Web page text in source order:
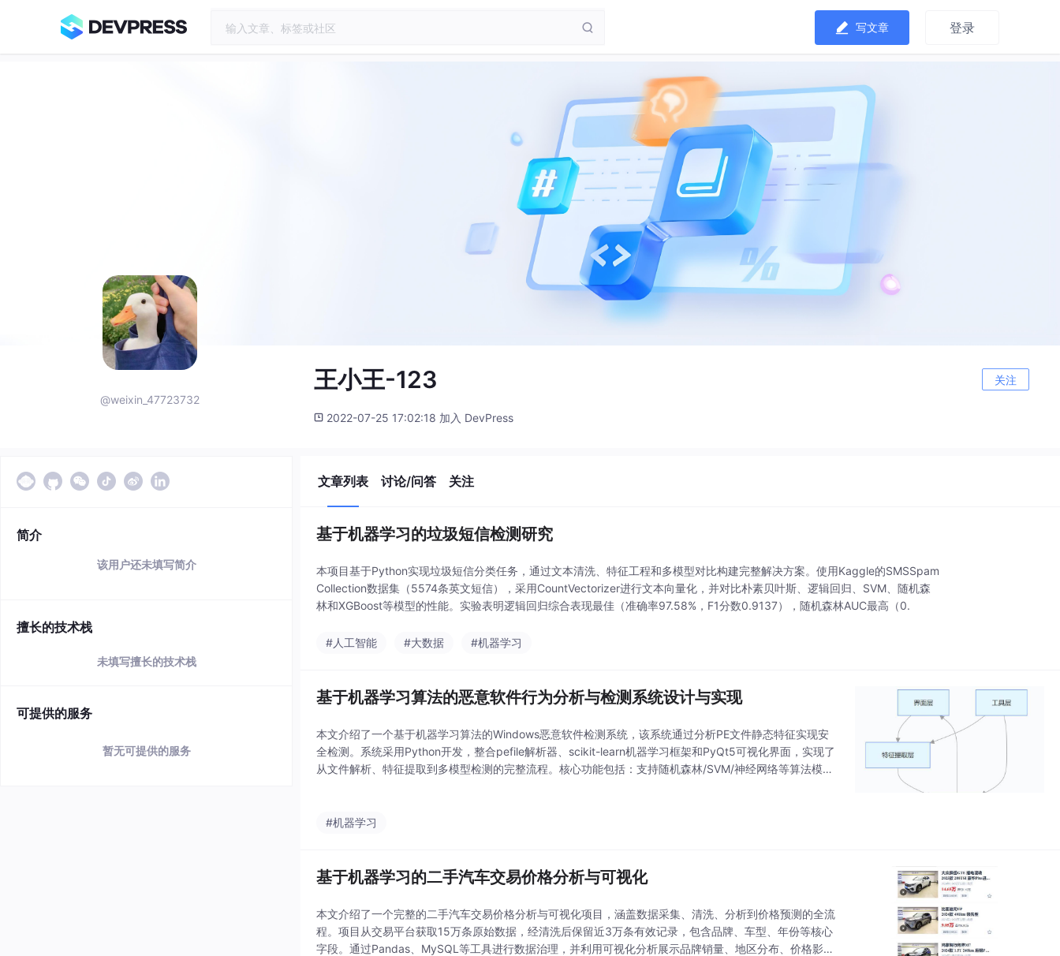
写文章 登录
@weixin_47723732
王小王-123 关注
2022-07-25 17:02:18 加入 DevPress
简介
该用户还未填写简介
擅长的技术栈
未填写擅长的技术栈
可提供的服务
暂无可提供的服务
文章列表 讨论/问答 关注
基于机器学习的垃圾短信检测研究
本项目基于Python实现垃圾短信分类任务，通过文本清洗、特征工程和多模型对比构建完整解决方案。使用Kaggle的SMSSpam
Collection数据集（5574条英文短信），采用CountVectorizer进行文本向量化，并对比朴素贝叶斯、逻辑回归、SVM、随机森
林和XGBoost等模型的性能。实验表明逻辑回归综合表现最佳（准确率97.58%，F1分数0.9137），随机森林AUC最高（0.
#人工智能 #大数据 #机器学习
基于机器学习算法的恶意软件行为分析与检测系统设计与实现
本文介绍了一个基于机器学习算法的Windows恶意软件检测系统，该系统通过分析PE文件静态特征实现安
全检测。系统采用Python开发，整合pefile解析器、scikit-learn机器学习框架和PyQt5可视化界面，实现了
从文件解析、特征提取到多模型检测的完整流程。核心功能包括：支持随机森林/SVM/神经网络等算法模型
#机器学习
基于机器学习的二手汽车交易价格分析与可视化
本文介绍了一个完整的二手汽车交易价格分析与可视化项目，涵盖数据采集、清洗、分析到价格预测的全流
程。项目从交易平台获取15万条原始数据，经清洗后保留近3万条有效记录，包含品牌、车型、年份等核心
字段。通过Pandas、MySQL等工具进行数据治理，并利用可视化分析展示品牌销量、地区分布、价格影响